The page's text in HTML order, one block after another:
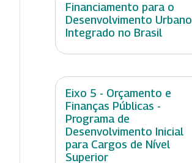
Financiamento para o
Desenvolvimento Urbano
Integrado no Brasil
Eixo 5 - Orçamento e
Finanças Públicas -
Programa de
Desenvolvimento Inicial
para Cargos de Nível
Superior